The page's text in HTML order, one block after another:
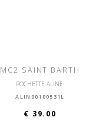
MC2 SAINT BARTH
POCHETTE ALINE
ALIN00100531L
€ 39.00